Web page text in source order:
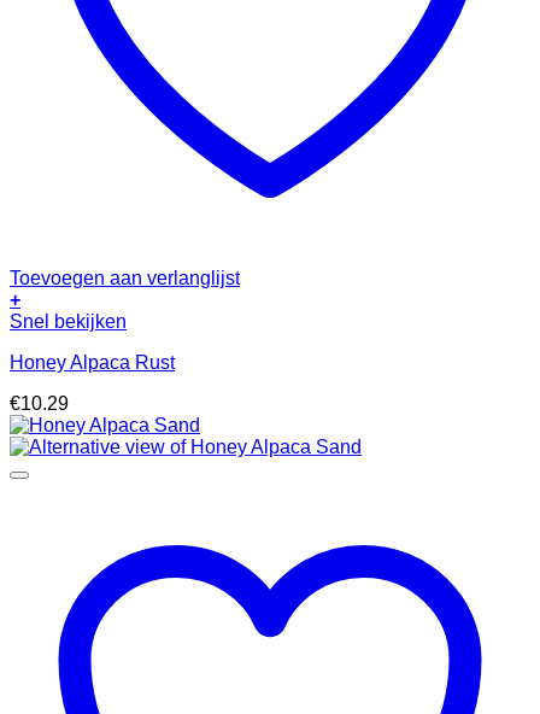
Toevoegen aan verlanglijst
+
Snel bekijken
Honey Alpaca Rust
€10.29